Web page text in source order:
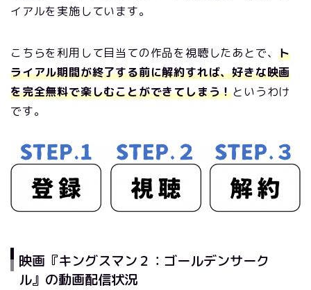
イアルを実施しています。
こちらを利用して目当ての作品を視聴したあとで、ト
ライアル期間が終了する前に解約すれば、好きな映画
を完全無料で楽しむことができてしまう！というわけ
です。
映画『キングスマン２：ゴールデンサーク
ル』の動画配信状況